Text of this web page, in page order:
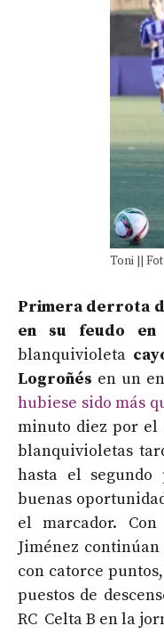
Toni ||
Primera derrota
en su feudo en
blanquivioleta
Logroñés en un
hubiese sido más
minuto diez por el
blanquivioletas
hasta el segundo
buenas
el marcador.
Jiménez
con catorce
puestos de
RC Celta B en la